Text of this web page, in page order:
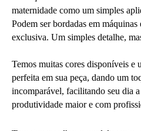
maternidade como um simples
Podem ser bordadas em
exclusiva. Um simples detalhe,
Temos muitas cores disponíveis e
perfeita em sua peça, dando um
incomparável, facilitando seu dia
produtividade maior e com